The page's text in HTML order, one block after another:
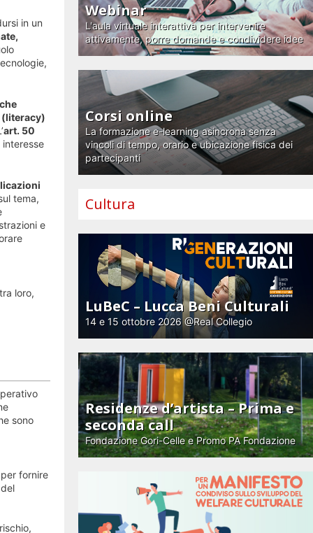
in un
art. 50
tema,
e
loro,
sono
fornire
Webinar
L'aula virtuale interattiva per intervenire
attivamente, porre domande e condividere idee
Corsi online
La formazione e-learning asincrona senza
vincoli di tempo, orario e ubicazione fisica dei
partecipanti
Cultura
LuBeC – Lucca Beni Culturali
14 e 15 ottobre 2026 @Real Collegio
Residenze d’artista – Prima e
seconda call
Fondazione Gori-Celle e Promo PA Fondazione